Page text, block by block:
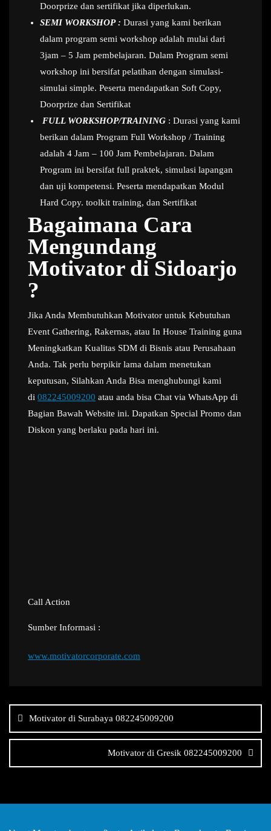
Doorprize dan sertifikat jika diperlukan.
SEMI WORKSHOP : Durasi yang kami berikan
dalam program semi workshop adalah mulai dari
3jam – 5 Jam pembelajaran. Dalam Program semi
workshop ini bersifat pelatihan dengan simulasi-
simulai simple. Peserta mendapatkan Soft Copy,
Doorprize dan Sertifikat
FULL WORKSHOP/TRAINING : Durasi yang kami
berikan dalam Program Full Workshop / Training
adalah 4 Jam – 100 Jam Pembelajaran. Dalam
Program ini bersifat full praktek, simulasi lapangan
dan uji kompetensi. Peserta mendapatkan Modul
Hard Copy. toolkit training, dan Sertifikat
Bagaimana Cara
Mengundang
Motivator di Sidoarjo
?
Jika Anda Membutuhkan Motivator untuk Kebutuhan
Event Gathering, Rakernas, atau In House Training guna
Meningkatkan Kualitas SDM di Bisnis atau Perusahaan
Anda. Tak perlu berpikir lama dalam menetukan
keputusan, Silahkan Anda Bisa menghubungi kami
di 082245009200 atau anda bisa Chat via WhatsApp di
Bagian Bawah Website ini. Dapatkan Special Promo dan
Diskon yang berlaku pada hari ini.
Call Action
Sumber Informasi :
www.motivatorcorporate.com
posMotivator di Surabaya 082245009200
Motivator di Gresik 082245009200